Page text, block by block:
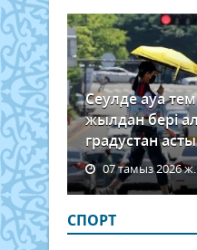
Сеулде ауа
жылдан бері
градустан асты
07 тамыз 2026 ж.
СПОРТ